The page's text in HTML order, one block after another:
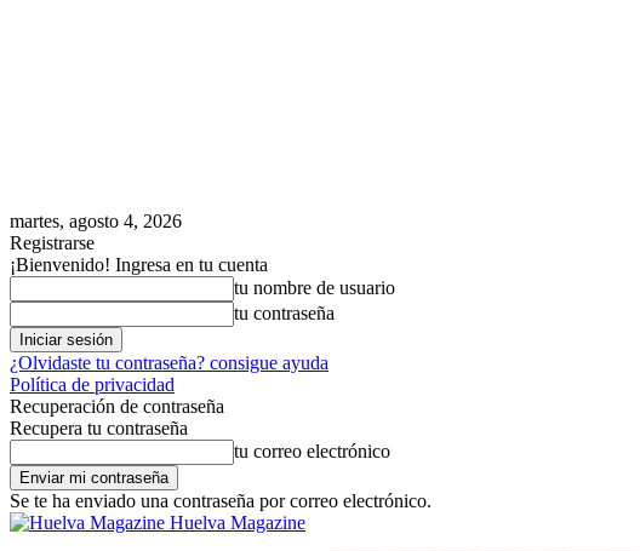
martes, agosto 4, 2026
Registrarse
¡Bienvenido! Ingresa en tu cuenta
tu nombre de usuario
tu contraseña
¿Olvidaste tu contraseña? consigue ayuda
Política de privacidad
Recuperación de contraseña
Recupera tu contraseña
tu correo electrónico
Se te ha enviado una contraseña por correo electrónico.
Huelva Magazine